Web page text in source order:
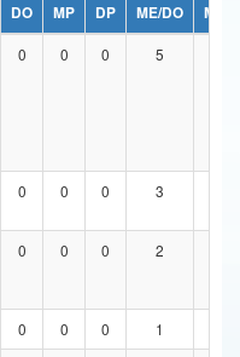
DO MP DP ME/DO
MP/
0 0 0 5
0 0 0 3
0 0 0 2
0 0 0 1